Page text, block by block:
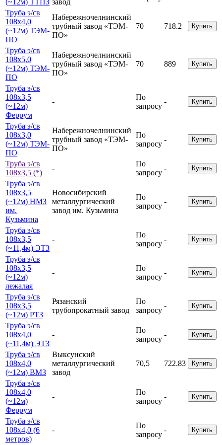
Труба э/св
108х4,0
(~12м) ТЭМ-
ПО
Набережночелнинский
трубный завод «ТЭМ-
ПО»
70 718.2 Купить
Труба э/св
108х5,0
(~12м) ТЭМ-
ПО
Набережночелнинский
трубный завод «ТЭМ-
ПО»
70 889 Купить
Труба э/св
108х3,5
(~12м)
Феррум
-
По
запросу
- Купить
Труба э/св
108х3,0
(~12м) ТЭМ-
ПО
Набережночелнинский
трубный завод «ТЭМ-
ПО»
По
запросу
- Купить
Труба э/св
108х3,5 (*)
-
По
запросу
- Купить
Труба э/св
108х3,5
(~12м) НМЗ
им.
Кузьмина
Новосибирский
металлургический
завод им. Кузьмина
По
запросу
- Купить
Труба э/св
108х3,5
(~11,4м) ЭТЗ
-
По
запросу
- Купить
Труба э/св
108х3,5
(~12м)
лежалая
-
По
запросу
- Купить
Труба э/св
108х3,5
(~12м) РТЗ
Рязанский
трубопрокатный завод
По
запросу
- Купить
Труба э/св
108х4,0
(~11,4м) ЭТЗ
-
По
запросу
- Купить
Труба э/св
108х4,0
(~12м) ВМЗ
Выксунский
металлургический
завод
70,5 722.83 Купить
Труба э/св
108х4,0
(~12м)
Феррум
-
По
запросу
- Купить
Труба э/св
108х4,0 (6
метров)
-
По
запросу
- Купить